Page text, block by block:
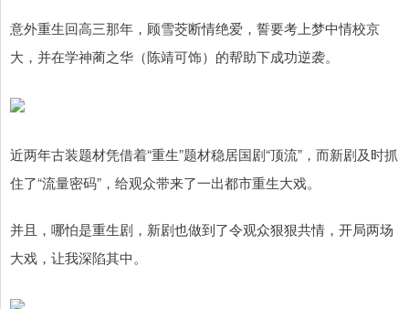
意外重生回高三那年，顾雪茭断情绝爱，誓要考上梦中情校京
大，并在学神蔺之华（陈靖可饰）的帮助下成功逆袭。
近两年古装题材凭借着“重生”题材稳居国剧“顶流”，而新剧及时抓
住了“流量密码”，给观众带来了一出都市重生大戏。
并且，哪怕是重生剧，新剧也做到了令观众狠狠共情，开局两场
大戏，让我深陷其中。